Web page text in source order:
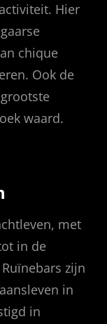
Hier
chique
Ook de
waard.
met
in de
zijn
in
in